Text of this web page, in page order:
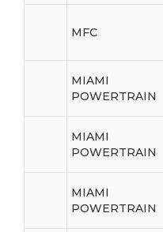
MFC
MIAMI
POWERTRAIN
MIAMI
POWERTRAIN
MIAMI
POWERTRAIN